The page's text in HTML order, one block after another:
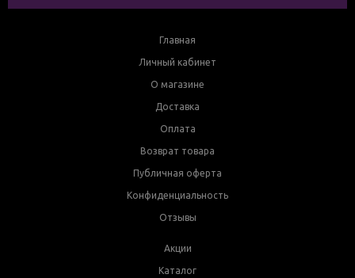
Главная
Личный кабинет
О магазине
Доставка
Оплата
Возврат товара
Публичная оферта
Конфиденциальность
Отзывы
Акции
Каталог